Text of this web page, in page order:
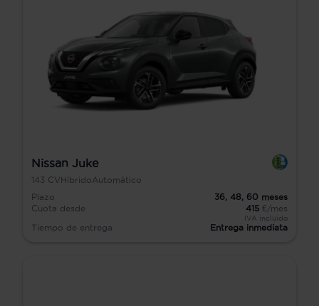
Nissan Juke
143 CVHíbridoAutomático
Plazo
36, 48, 60 meses
Cuota desde
415 €/mes
IVA incluido
Tiempo de entrega Entrega inmediata